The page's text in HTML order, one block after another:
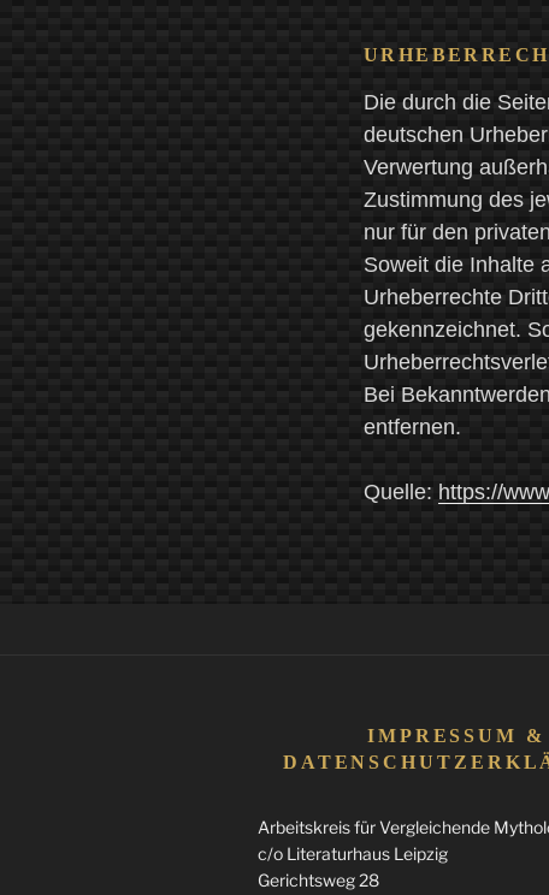
Die durch die
deutschen
Verwertung
Zustimmung des
nur für den
Soweit die Inhalte
Urheberrechte
gekennzeichnet.
Bei
entfernen.
Quelle: https://
IMPRESSUM &
Arbeitskreis für Vergleichende
c/o Literaturhaus Leipzig
Gerichtsweg 28